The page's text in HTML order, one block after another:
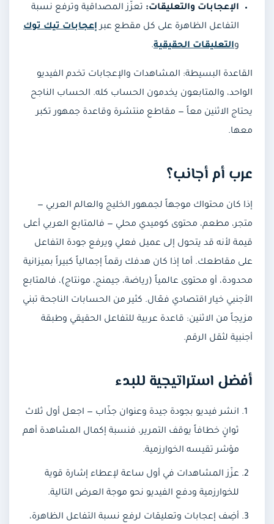
الإعجابات والتعليقات: تعزّز المصداقية وترفع نسبة
التفاعل الظاهرة على كل مقطع عبرإعجابات تيك توك
والتعليقات الحقيقية.
القاعدة البسيطة: المشاهدات والإعجابات تخدم الفيديو
الواحد، والمتابعون يخدمون الحساب كله. الحساب الناجح
يحتاج الاثنين معاً — مقاطع منتشرة وقاعدة جمهور تكبر
معها.
عرب أم أجانب؟
إذا كان محتواك موجهاً لجمهور الخليج والعالم العربي —
متجر، مطعم، محتوى كوميدي محلي — فالمتابع العربي أعلى
قيمة لأنه قد يتحول إلى عميل فعلي ويرفع جودة التفاعل
على مقاطعك. أما إذا كان هدفك رقماً إجمالياً كبيراً بميزانية
محدودة، أو محتوى عالمياً (رياضة، جيمنج، مونتاج)، فالمتابع
الأجنبي خيار اقتصادي فعّال. كثير من الحسابات الناجحة تبني
مزيجاً من الاثنين: قاعدة عربية للتفاعل الحقيقي وطبقة
أجنبية لثقل الرقم.
أفضل استراتيجية للبدء
انشر فيديو بجودة جيدة وعنوان جذّاب — اجعل أول ثلاث
ثوانٍ خطافاً يوقف التمرير، فنسبة إكمال المشاهدة أهم
مؤشر تقيسه الخوارزمية.
عزّز المشاهدات في أول ساعة لإعطاء إشارة قوية
للخوارزمية ودفع الفيديو نحو موجة العرض التالية.
أضِف إعجابات وتعليقات لرفع نسبة التفاعل الظاهرة،